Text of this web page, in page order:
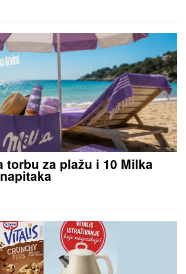
torbu za plažu i 10 Milka